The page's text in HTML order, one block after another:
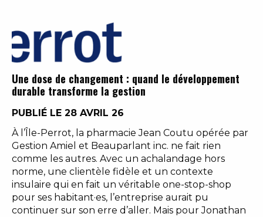
Une dose de changement : quand le développement
durable transforme la gestion
PUBLIÉ LE 28 AVRIL 26
À l’Île-Perrot, la pharmacie Jean Coutu opérée par
Gestion Amiel et Beauparlant inc. ne fait rien
comme les autres. Avec un achalandage hors
norme, une clientèle fidèle et un contexte
insulaire qui en fait un véritable one-stop-shop
pour ses habitant·es, l’entreprise aurait pu
continuer sur son erre d’aller. Mais pour Jonathan